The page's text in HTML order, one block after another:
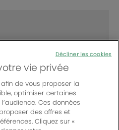
vie privée
de vous proposer la
optimiser certaines
Ces données
des offres et
Cliquez sur «
Décliner les cookies